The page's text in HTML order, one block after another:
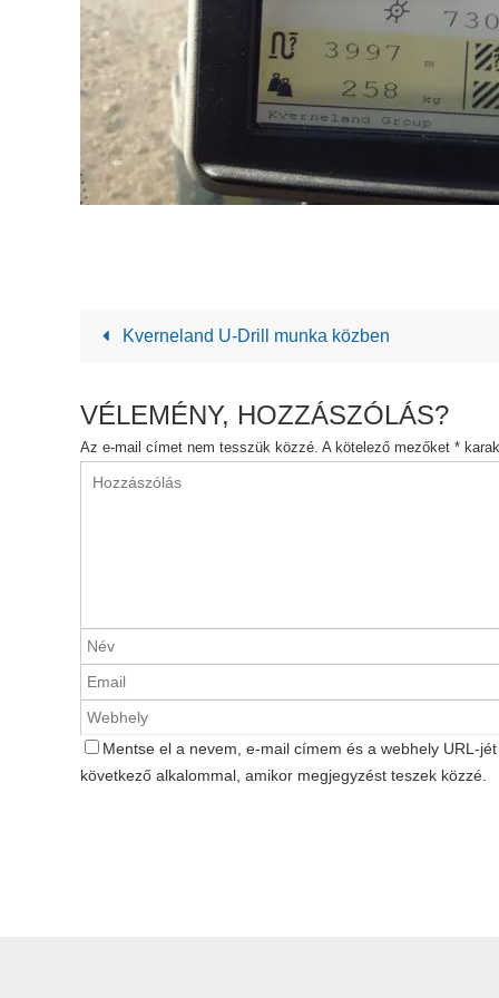
Kverneland U-Drill munka közben
VÉLEMÉNY, HOZZÁSZÓLÁS?
Az e-mail címet nem tesszük közzé. A kötelező mezőket *
Mentse el a nevem, e-mail címem és a webhely URL-
következő alkalommal, amikor megjegyzést teszek közzé.